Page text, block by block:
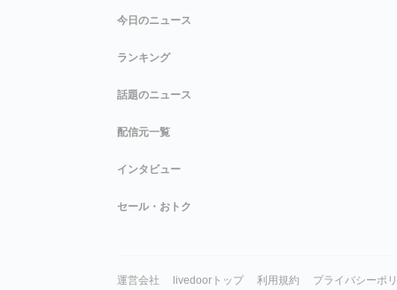
今日のニュース
ランキング
話題のニュース
配信元一覧
インタビュー
セール・おトク
運営会社 livedoorトップ 利用規約 プライバシーポ